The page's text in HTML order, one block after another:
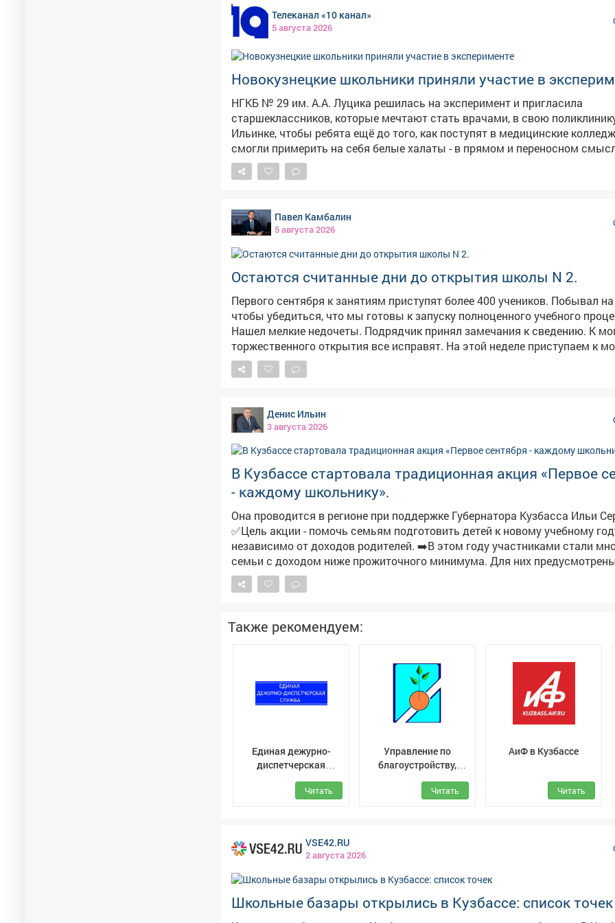
ответили, что все, кто хотел, пошли учиться в десятый класс, таких
11 421. После окончания девятого класса в техникумы и колледжи ушли
Телеканал «10 канал»
5 августа 2026
Новокузнецкие школьники приняли участие в
НГКБ № 29 им. А.А. Луцика решилась на эксперимент и пригласила
старшеклассников, которые мечтают стать врачами, в свою
Ильинке, чтобы ребята ещё до того, как поступят в медицинские
смогли примерить на себя белые халаты - в прямом и переносном
Павел Камбалин
5 августа 2026
Остаются считанные дни до открытия школы N 2.
Первого сентября к занятиям приступят более 400 учеников. Побывал
чтобы убедиться, что мы готовы к запуску полноценного учебного
Нашел мелкие недочеты. Подрядчик принял замечания к сведению. К
торжественного открытия все исправят. На этой неделе приступаем к монтажу
вывески. Проверил, как работает оборудование в столовой. Оно уже
готово к эксплуатации. Учителя переезжают и обустраивают классы. Напомню,
уютной библиотекой, классами для ИЗО и танцев. Совсем скоро здесь
школьная жизнь.
Денис Ильин
3 августа 2026
В Кузбассе стартовала традиционная акция «Первое
- каждому школьнику».
Она проводится в регионе при поддержке Губернатора Кузбасса Ильи
✅Цель акции - помочь семьям подготовить детей к новому учебному
независимо от доходов родителей. ➡️В этом году участниками стали многодетные
семьи с доходом ниже прожиточного минимума. Для них
сертификаты на 5 тысяч рублей на покупку школьной формы, обуви и
Всего в Новокузнецке поддержку получат 419 семей. Ярмарка пройдет во всех
Также рекомендуем:
Единая дежурно-
диспетчерская
служба (ЕДДС) г.
МыскиЧитать
Управление по
благоустройству,
транспорту и связи
Читать
АиФ в Кузбассе
Читать
VSE42.RU
2 августа 2026
Школьные базары открылись в Кузбассе: список точек